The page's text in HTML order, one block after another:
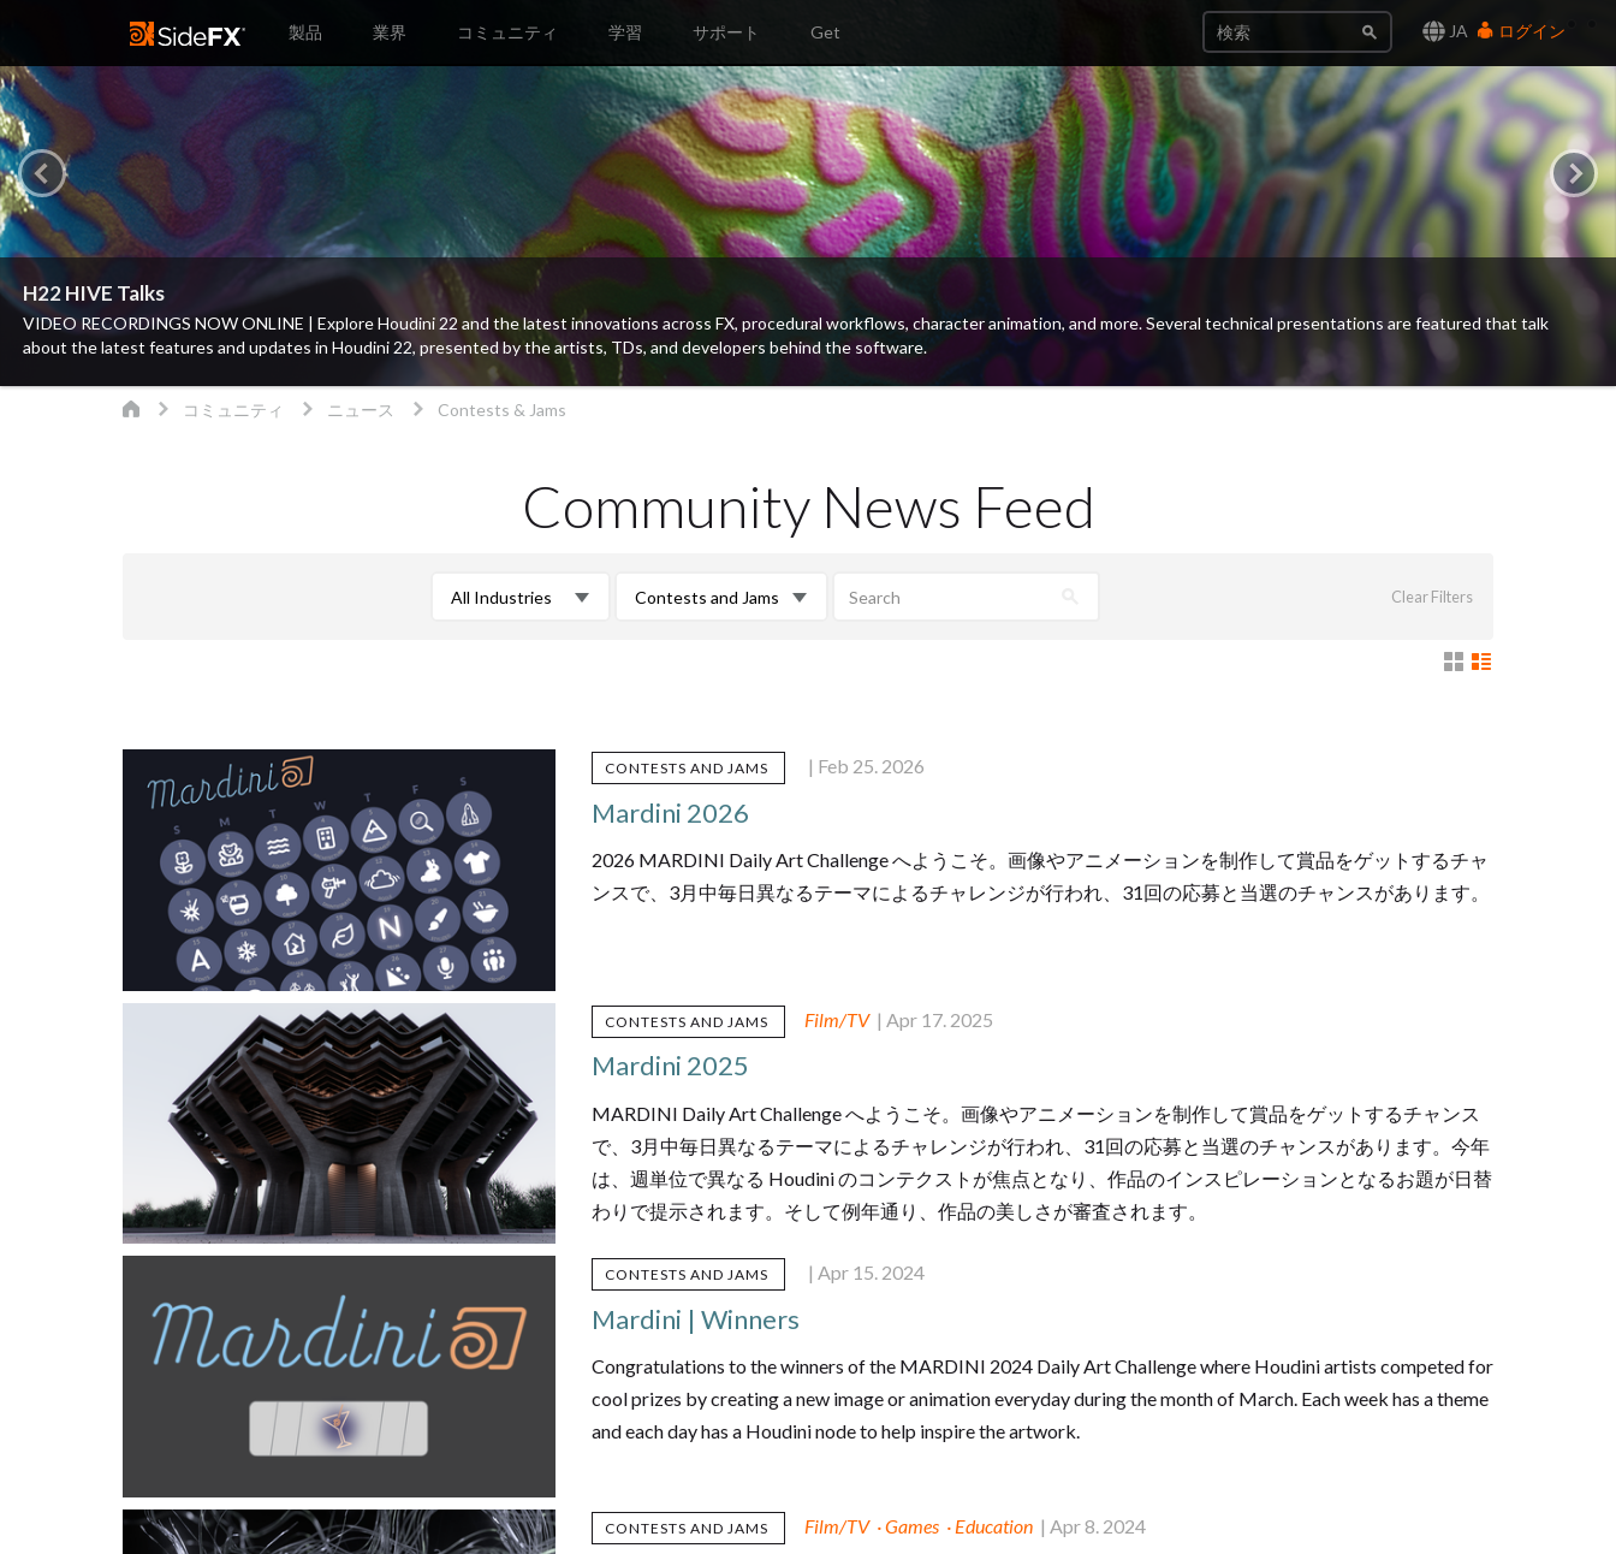
JA ログイン
製品 業界 コミュニティ 学習 サポート Get
Houdini 22 Sneak Peek
Houdini 22 のスニークピークへようこそ。 この新機能紹介では刺激的な新ツール、キャラクタアニメーション、リギング、リターゲティング、グルーミング、 USD によるワールド構築、レンダリング、
Copernicusによるテクスチャ合成や VFX、そしてガウシアンスプラッティングなどの新技術を紹介しています。
コミュニティ ニュース Contests & Jams
Community News Feed
All Industries Contests and Jams Clear Filters
CONTESTS AND JAMS | Feb 25. 2026
Mardini 2026
2026 MARDINI Daily Art Challenge へようこそ。画像やアニメーションを制作して賞品をゲットするチャ
ンスで、3月中毎日異なるテーマによるチャレンジが行われ、31回の応募と当選のチャンスがあります。
CONTESTS AND JAMS Film/TV | Apr 17. 2025
Mardini 2025
MARDINI Daily Art Challenge へようこそ。画像やアニメーションを制作して賞品をゲットするチャンス
で、3月中毎日異なるテーマによるチャレンジが行われ、31回の応募と当選のチャンスがあります。今年
は、週単位で異なる Houdini のコンテクストが焦点となり、作品のインスピレーションとなるお題が日替
わりで提示されます。そして例年通り、作品の美しさが審査されます。
CONTESTS AND JAMS | Apr 15. 2024
Mardini | Winners
Congratulations to the winners of the MARDINI 2024 Daily Art Challenge where Houdini artists competed for
cool prizes by creating a new image or animation everyday during the month of March. Each week has a theme
and each day has a Houdini node to help inspire the artwork.
CONTESTS AND JAMS Film/TV ·Games · Education | Apr 8. 2024